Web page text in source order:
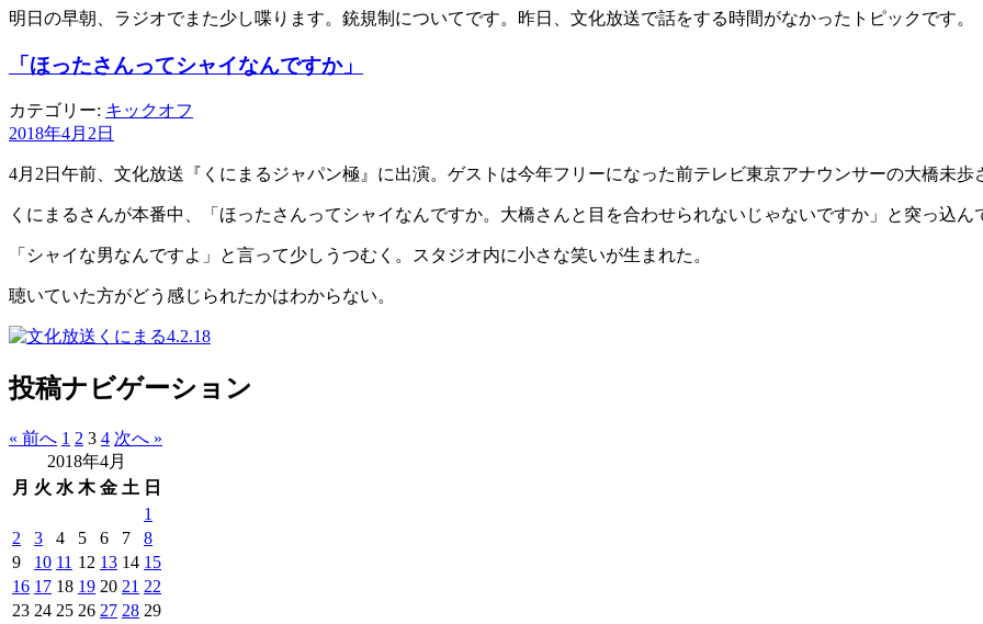
明日の早朝、ラジオでまた少し喋ります。銃規制についてです。昨日、文化放送で話をする時間がなかったトピックです。
「ほったさんってシャイなんですか」
カテゴリー: キックオフ
2018年4月2日
4月2日午前、文化放送『くにまるジャパン極』に出演。ゲストは今年フリーになった前テレビ東京アナウンサーの大橋未歩
くにまるさんが本番中、「ほったさんってシャイなんですか。大橋さんと目を合わせられないじゃないですか」と突っ込ん
「シャイな男なんですよ」と言って少しうつむく。スタジオ内に小さな笑いが生まれた。
聴いていた方がどう感じられたかはわからない。
投稿ナビゲーション
« 前へ 1 2 3 4 次へ »
2018年4月
月 火 水 木 金 土 日
1
2
3 4 5 6 7
8
9
10 11 12 13 14 15
16 17 18 19 20 21 22
23 24 25 26 27 28 29